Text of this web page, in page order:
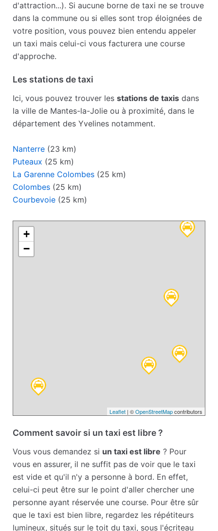
d'attraction...). Si aucune borne de taxi ne se trouve
dans la commune ou si elles sont trop éloignées de
votre position, vous pouvez bien entendu appeler
un taxi mais celui-ci vous facturera une course
d'approche.
Les stations de taxi
Ici, vous pouvez trouver lesstations de taxis dans
la ville de Mantes-la-Jolie ou à proximité, dans le
département des Yvelines notamment.
Nanterre (23 km)
Puteaux (25 km)
La Garenne Colombes (25 km)
Colombes (25 km)
Courbevoie (25 km)
+
−
Leaflet| ©OpenStreetMapcontributors
Comment savoir si un taxi est libre ?
Vous vous demandez si un taxi est libre ? Pour
vous en assurer, il ne suffit pas de voir que le taxi
est vide et qu'il n'y a personne à bord. En effet,
celui-ci peut être sur le point d'aller chercher une
personne ayant réservée une course. Pour être sûr
que le taxi est bien libre, regardez les répétiteurs
lumineux, situés sur le toit du taxi, sous l'écriteau